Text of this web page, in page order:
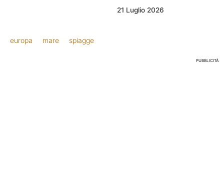
21 Luglio 2026
europa mare spiagge
PUBBLICITÀ